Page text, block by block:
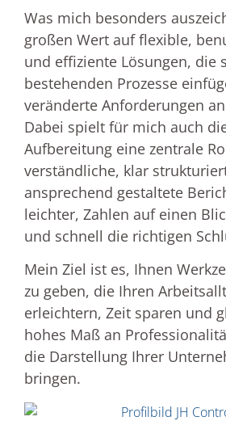
Was mich besonders
großen Wert auf flexible,
und effiziente Lösungen, die
bestehenden Prozesse
veränderte Anforderungen
Dabei spielt für mich auch
Aufbereitung eine zentrale
verständliche, klar
ansprechend gestaltete
leichter, Zahlen auf einen
und schnell die richtigen
Mein Ziel ist es, Ihnen
zu geben, die Ihren
erleichtern, Zeit sparen und
hohes Maß an
die Darstellung Ihrer
bringen.